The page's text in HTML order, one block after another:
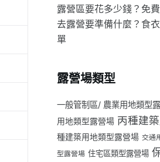
露營區要花多少錢？免
去露營要準備什麼？食
單
露營場類型
一般管制區/ 農業用地類型
用地類型露營場 丙種建
種建築用地類型露營場 交通
型露營場 住宅區類型露營場